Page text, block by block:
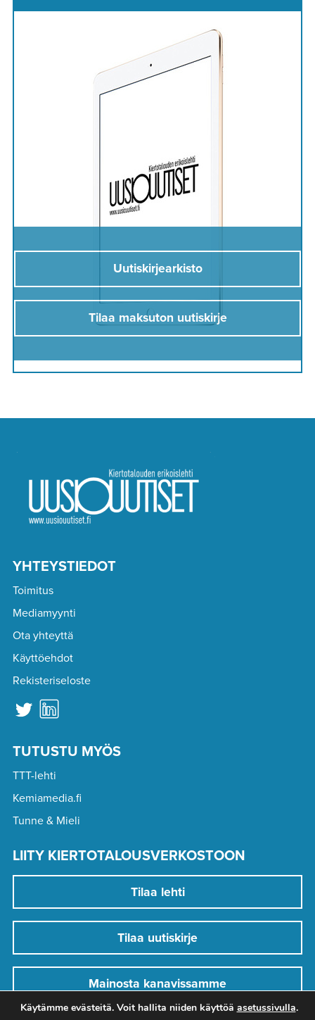
Uutiskirjearkisto
Tilaa maksuton uutiskirje
YHTEYSTIEDOT
Toimitus
Mediamyynti
Ota yhteyttä
Käyttöehdot
Rekisteriseloste
TUTUSTU MYÖS
TTT-lehti
Kemiamedia.fi
Tunne & Mieli
LIITY KIERTOTALOUSVERKOSTOON
Tilaa lehti
Tilaa uutiskirje
Mainosta kanavissamme
Käytämme evästeitä. Voit hallita niiden käyttöä asetussivulla.